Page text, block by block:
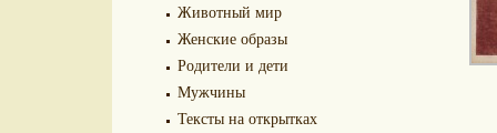
Животный мир
Женские образы
Родители и дети
Мужчины
Тексты на открытках